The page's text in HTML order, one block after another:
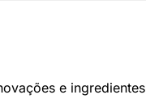
e ingredientes